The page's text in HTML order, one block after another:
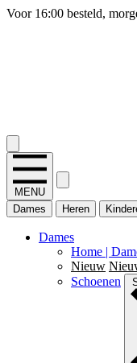
Gratis verzending vanaf
MENU
Dames
Heren
Dames
Home |
Nieuw
Schoenen